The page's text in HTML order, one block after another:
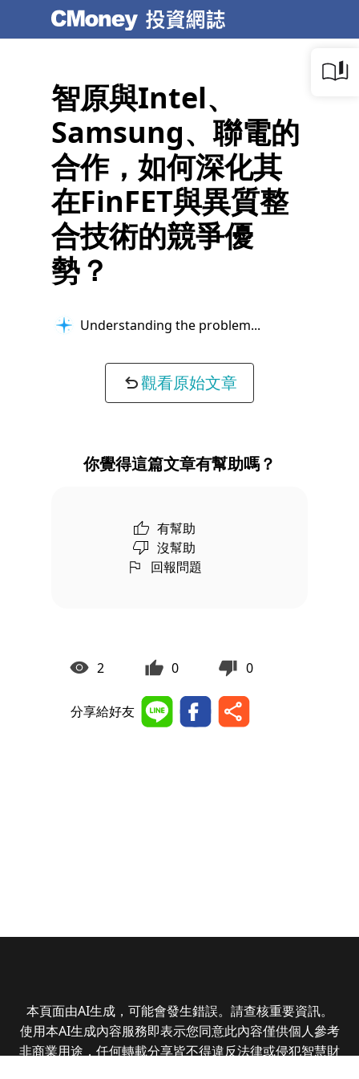
智原與Intel、
Samsung、聯電的
合作，如何深化其
在FinFET與異質整
合技術的競爭優
勢？
Understanding the problem...
觀看原始文章
你覺得這篇文章有幫助嗎？
有幫助
沒幫助
回報問題
2 0 0
分享給好友
本頁面由AI生成，可能會發生錯誤。請查核重要資訊。
使用本AI生成內容服務即表示您同意此內容僅供個人參考
非商業用途，任何轉載分享皆不得違反法律或侵犯智慧財